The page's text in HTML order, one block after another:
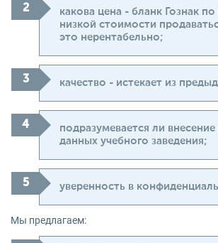
какова цена - бланк Гознак
низкой стоимости
это нерентабельно;
качество - истекает из
подразумевается ли внесение
данных учебного заведения;
уверенность в
Мы предлагаем: